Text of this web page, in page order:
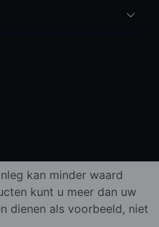
kan minder waard
kunt u meer dan uw
dienen als voorbeeld, niet